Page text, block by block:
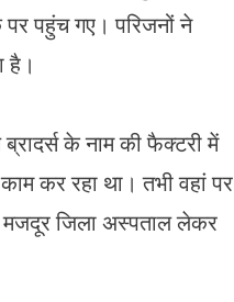
पर पहुंच गए। परिजनों ने
है।
के नाम की फैक्टरी में
कर रहा था। तभी वहां पर
जिला अस्पताल लेकर